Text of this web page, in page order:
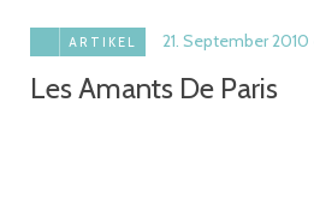
ARTIKEL 21. September 2010
Les Amants De Paris